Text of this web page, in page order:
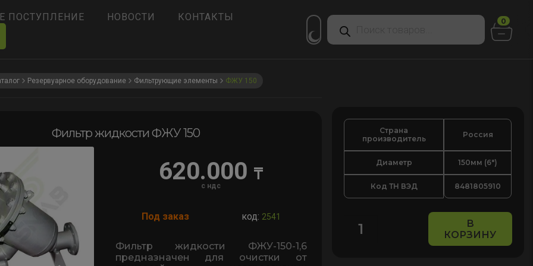
ПОСТУПЛЕНИЕ НОВОСТИ
КОНТАКТЫ
Поиск
товаров
0
Резервуарное оборудование Фильтрующие элементы ФЖУ 150
Фильтр жидкости ФЖУ 150
620.000 ₸
с ндс
Под заказ код: 2541
Фильтр жидкости ФЖУ-150-1,6
предназначен для очистки от
Страна
производитель
Россия
Диаметр 150мм (6")
Код ТН ВЭД 8481805910
Количество
В
КОРЗИНУ